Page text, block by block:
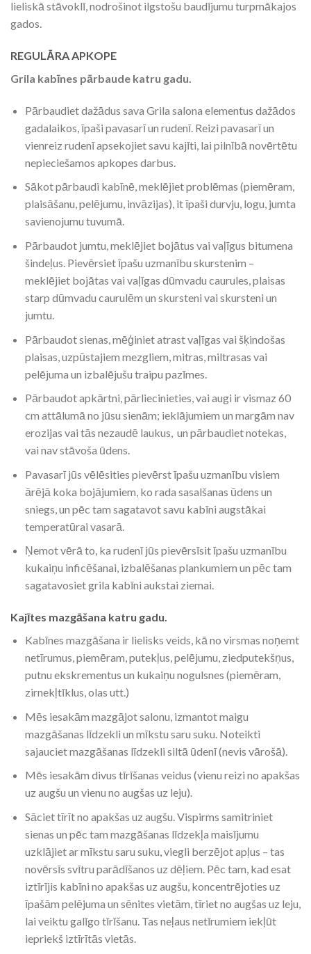
lieliskā stāvoklī, nodrošinot ilgstošu baudījumu turpmākajos
gados.
REGULĀRA APKOPE
Grila kabīnes pārbaude katru gadu.
Pārbaudiet dažādus sava Grila salona elementus dažādos
gadalaikos, īpaši pavasarī un rudenī. Reizi pavasarī un
vienreiz rudenī apsekojiet savu kajīti, lai pilnībā novērtētu
nepieciešamos apkopes darbus.
Sākot pārbaudi kabīnē, meklējiet problēmas (piemēram,
plaisāšanu, pelējumu, invāzijas), it īpaši durvju, logu, jumta
savienojumu tuvumā.
Pārbaudot jumtu, meklējiet bojātus vai vaļīgus bitumena
šindeļus. Pievērsiet īpašu uzmanību skurstenim –
meklējiet bojātas vai vaļīgas dūmvadu caurules, plaisas
starp dūmvadu caurulēm un skursteni vai skursteni un
jumtu.
Pārbaudot sienas, mēģiniet atrast vaļīgas vai šķindošas
plaisas, uzpūstajiem mezgliem, mitras, miltrasas vai
pelējuma un izbalējušu traipu pazīmes.
Pārbaudot apkārtni, pārliecinieties, vai augi ir vismaz 60
cm attālumā no jūsu sienām; ieklājumiem un margām nav
erozijas vai tās nezaudē laukus, un pārbaudiet notekas,
vai nav stāvoša ūdens.
Pavasarī jūs vēlēsities pievērst īpašu uzmanību visiem
ārējā koka bojājumiem, ko rada sasalšanas ūdens un
sniegs, un pēc tam sagatavot savu kabīni augstākai
temperatūrai vasarā.
Ņemot vērā to, ka rudenī jūs pievērsīsit īpašu uzmanību
kukaiņu inficēšanai, izbalēšanas plankumiem un pēc tam
sagatavosiet grila kabīni aukstai ziemai.
Kajītes mazgāšana katru gadu.
Kabīnes mazgāšana ir lielisks veids, kā no virsmas noņemt
netīrumus, piemēram, putekļus, pelējumu, ziedputekšņus,
putnu ekskrementus un kukaiņu nogulsnes (piemēram,
zirnekļtīklus, olas utt.)
Mēs iesakām mazgājot salonu, izmantot maigu
mazgāšanas līdzekli un mīkstu saru suku. Noteikti
sajauciet mazgāšanas līdzekli siltā ūdenī (nevis vārošā).
Mēs iesakām divus tīrīšanas veidus (vienu reizi no apakšas
uz augšu un vienu no augšas uz leju).
Sāciet tīrīt no apakšas uz augšu. Vispirms samitriniet
sienas un pēc tam mazgāšanas līdzekļa maisījumu
uzklājiet ar mīkstu saru suku, viegli berzējot apļus – tas
novērsīs svītru parādīšanos uz dēļiem. Pēc tam, kad esat
iztīrījis kabīni no apakšas uz augšu, koncentrējoties uz
īpašām pelējuma un sēnites vietām, tīriet no augšas uz leju,
lai veiktu galīgo tīrīšanu. Tas neļaus netīrumiem iekļūt
iepriekš iztīrītās vietās.